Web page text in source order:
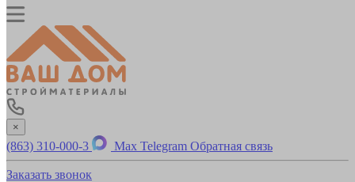
×
(863) 310-000-3 Max Telegram Обратная связь
Заказать звонок